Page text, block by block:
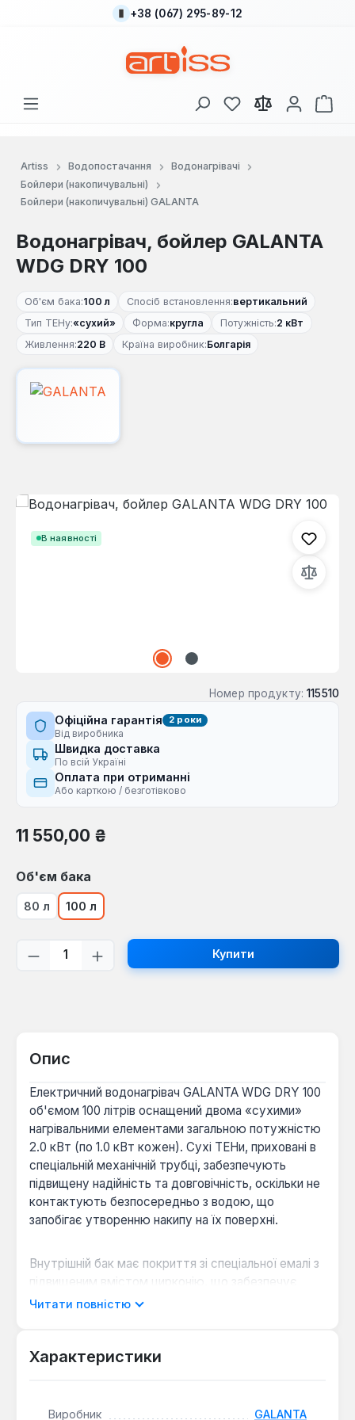
Перейти до основного вмісту
+38 (067) 295-89-12
У вас є 0 у списку
Artiss Водопостачання
Водонагрівачі
Бойлери (накопичувальні)
Бойлери (накопичувальні) GALANTA
Водонагрівач, бойлер GALANTA
WDG DRY 100
Об'єм бака:100 л Спосіб встановлення:вертикальний
Тип ТЕНу:«сухий» Форма:кругла Потужність:2 кВт
Живлення:220 В Країна виробник:Болгарія
В наявності
Пропустити галерею зображень
Номер продукту: 115510
Офіційна гарантія 2 роки
Від виробника
Швидка доставка
По всій Україні
Оплата при отриманні
Або карткою / безготівково
Звичайна ціна:
11 550,00 ₴
Виберіть
Об'єм бака
80 л 100 л
Кількість товару: Введіть потрібну
Купити
Опис
Електричний водонагрівач GALANTA WDG DRY 100
об'ємом 100 літрів оснащений двома «сухими»
нагрівальними елементами загальною потужністю
2.0 кВт (по 1.0 кВт кожен). Сухі ТЕНи, приховані в
спеціальній механічній трубці, забезпечують
підвищену надійність та довговічність, оскільки не
контактують безпосередньо з водою, що
запобігає утворенню накипу на їх поверхні.
Внутрішній бак має покриття зі спеціальної емалі з
підвищеним вмістом цирконію, що забезпечує
високу стійкість до корозії та здатність
встановлено магнієвий анод. Модель обладнана
диференціального клапана, забезпечуючи
Читати повністю
Характеристики
Виробник GALANTA